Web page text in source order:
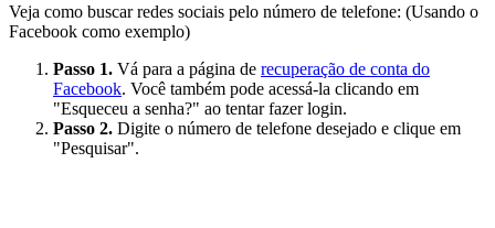
Veja como buscar redes sociais pelo número de telefone: (Usando o
Facebook como exemplo)
Passo 1. Vá para a página de recuperação de conta do
Facebook. Você também pode acessá-la clicando em
"Esqueceu a senha?" ao tentar fazer login.
Passo 2. Digite o número de telefone desejado e clique em
"Pesquisar".